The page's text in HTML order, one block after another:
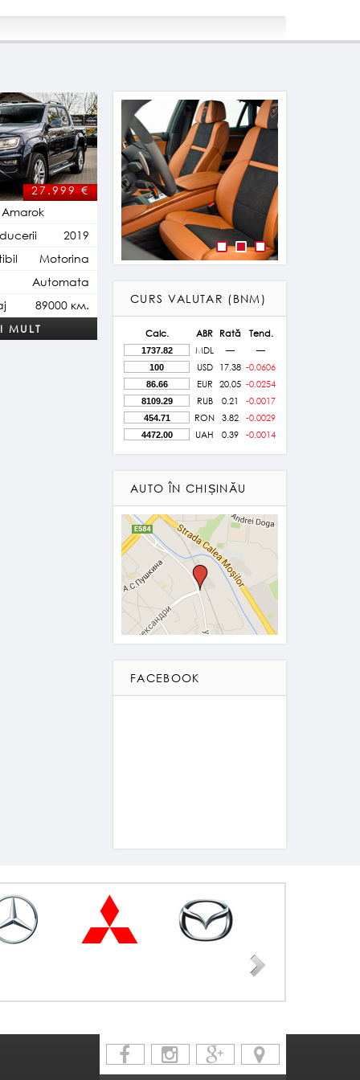
27.999 €
2019
Motorina
Automata
89000 км.
MULT
CURS VALUTAR (BNM)
Calc. ABR Rată
Tend.
MDL
—
—
USD
17.38 -0.0606
EUR
20.05 -0.0254
RUB
0.21
-0.0017
RON
3.82
-0.0029
UAH
0.39 -0.0014
AUTO ÎN CHIȘINĂU
FACEBOOK